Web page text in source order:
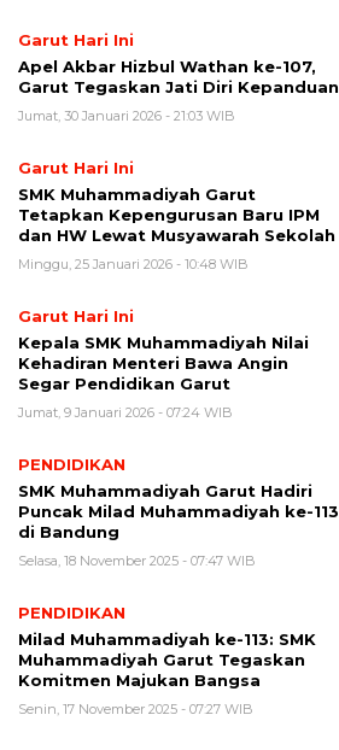
Garut Hari Ini
Apel Akbar Hizbul Wathan ke-107,
Garut Tegaskan Jati Diri Kepanduan
Jumat, 30 Januari 2026 - 21:03 WIB
Garut Hari Ini
SMK Muhammadiyah Garut
Tetapkan Kepengurusan Baru IPM
dan HW Lewat Musyawarah Sekolah
Minggu, 25 Januari 2026 - 10:48 WIB
Garut Hari Ini
Kepala SMK Muhammadiyah Nilai
Kehadiran Menteri Bawa Angin
Segar Pendidikan Garut
Jumat, 9 Januari 2026 - 07:24 WIB
PENDIDIKAN
SMK Muhammadiyah Garut Hadiri
Puncak Milad Muhammadiyah ke-113
di Bandung
Selasa, 18 November 2025 - 07:47 WIB
PENDIDIKAN
Milad Muhammadiyah ke-113: SMK
Muhammadiyah Garut Tegaskan
Komitmen Majukan Bangsa
Senin, 17 November 2025 - 07:27 WIB